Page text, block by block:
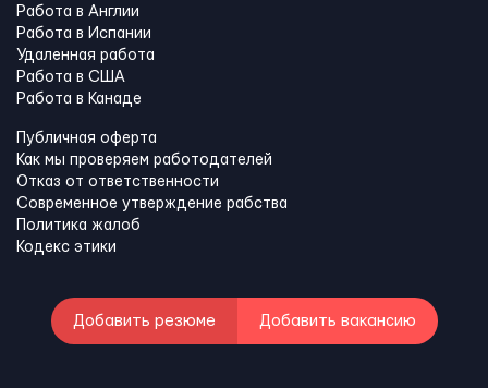
Работа в Англии
Работа в Испании
Удаленная работа
Работа в США
Работа в Канадe
Публичная оферта
Как мы проверяем работодателей
Отказ от ответственности
Современное утверждение рабства
Политика жалоб
Кодекс этики
Добавить резюме Добавить вакансию